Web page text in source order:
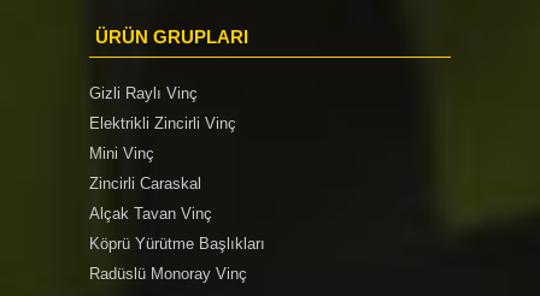
ÜRÜN GRUPLARI
Gizli Raylı Vinç
Elektrikli Zincirli Vinç
Mini Vinç
Zincirli Caraskal
Alçak Tavan Vinç
Köprü Yürütme Başlıkları
Radüslü Monoray Vinç